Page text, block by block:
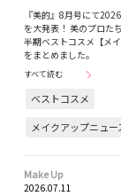
『美的』8月号にて
を大発表！ 美のプロた
半期ベストコスメ【メ
をまとめました。
すべて読む
ベストコスメ
メイクアップニュー
Make Up
2026.07.11